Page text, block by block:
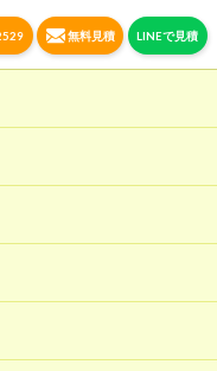
無料見積 LINEで見積